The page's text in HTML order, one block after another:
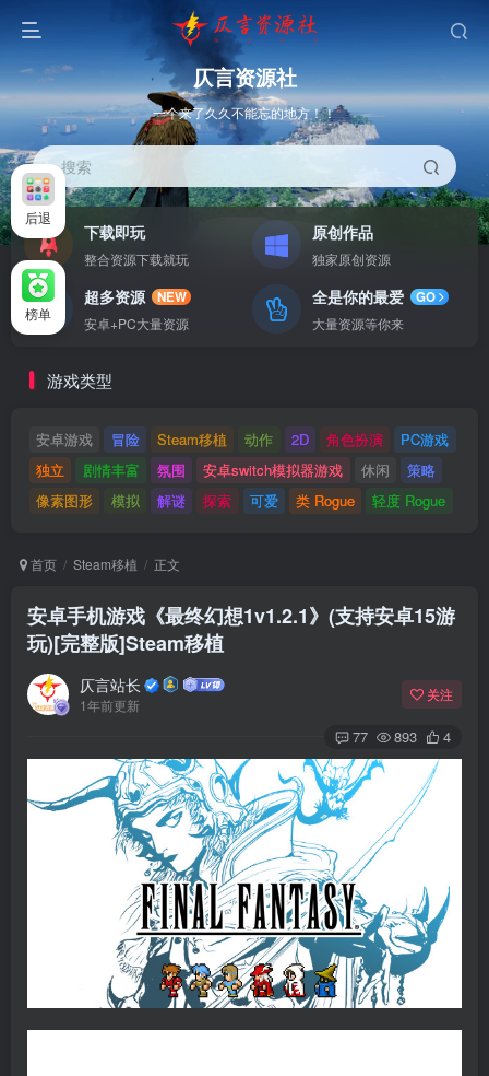
仄言资源社
一个来了久久不能忘的地方！！
搜索
下载即玩
整合资源下载就玩
原创作品
独家原创资源
超多资源
NEW
安卓+PC大量资源
全是你的最爱
GO
大量资源等你来
游戏类型
安卓游戏 冒险 Steam移植 动作 2D 角色扮演
PC游戏
独立
剧情丰富 氛围 安卓switch模拟器游戏 休闲
策略
像素图形
模拟 解谜 探索 可爱 类 Rogue 轻度 Rogue
首页 Steam移植 正文
安卓手机游戏《最终幻想1v1.2.1》(支持安卓15游
玩)[完整版]Steam移植
仄言站长
1年前更新
关注
77 893 4
后退
榜单